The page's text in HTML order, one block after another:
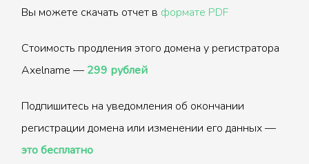
Вы можете скачать отчет в формате PDF
Стоимость продления этого домена у регистратора
Axelname — 299 рублей
Подпишитесь на уведомления об окончании
регистрации домена или изменении его данных —
это бесплатно